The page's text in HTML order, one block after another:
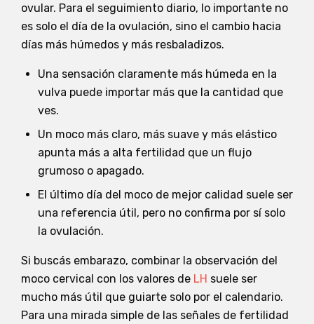
ovular. Para el seguimiento diario, lo importante no
es solo el día de la ovulación, sino el cambio hacia
días más húmedos y más resbaladizos.
Una sensación claramente más húmeda en la
vulva puede importar más que la cantidad que
ves.
Un moco más claro, más suave y más elástico
apunta más a alta fertilidad que un flujo
grumoso o apagado.
El último día del moco de mejor calidad suele ser
una referencia útil, pero no confirma por sí solo
la ovulación.
Si buscás embarazo, combinar la observación del
moco cervical con los valores de LH suele ser
mucho más útil que guiarte solo por el calendario.
Para una mirada simple de las señales de fertilidad